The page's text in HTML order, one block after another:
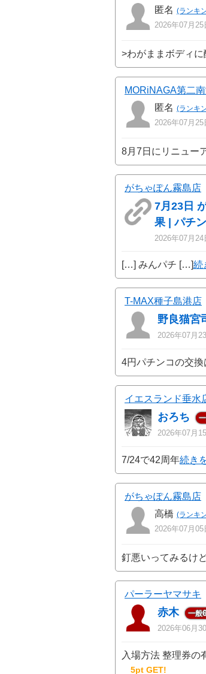
匿名 (ランキ
2026年07月25
>わがままボディ
MORiNAGA第二
匿名 (ランキ
2026年07月25
8月7日にリニュー
がちゃぽん霧島店
7月23日
果 | パチ
2026年07月24
[…] みんパチ […]続
T-MAX種子島港店
野良猫宮
2026年07月
4円パチンコの交
イエスランド垂水
おろち
2026年07月
7/24で42周年続き
がちゃぽん霧島店
高橋 (ランキ
2026年07月05
釘悪いってみるけ
パーラーヤマサキ
赤木 一般
2026年06月
入場方法 整理券の
5pt GET!